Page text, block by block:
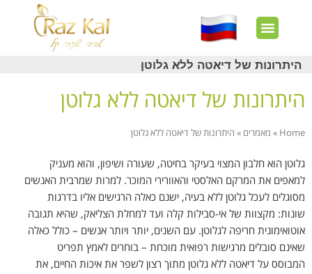
היתרונות של דיאטה ללא גלוטן
היתרונות של דיאטה ללא גלוטן
Home
» מאמרים » היתרונות של דיאטה ללא גלוטן
גלוטן הוא חלבון המצוי בעיקר בחיטה, שעורה ושיפון, והוא מעניק
למאפים את המרקם האלסטי והאוורירי המוכר. למרות שמרבית האנשים
מסוגלים לעכל גלוטן ללא בעיה, ישנם כאלה הרגישים אליו בדרגות
שונות: מקצוות של אי-סבילות קלה ועד למחלת הצליאק, שהיא תגובה
אוטואימונית חריפה לגלוטן. עם השנים, יותר ויותר אנשים – כולל כאלה
שאינם סובלים מרגישות רפואית מוכחת – בוחרים לאמץ תפריט
המבוסס על דיאטה ללא גלוטן מתוך רצון לשפר את איכות החיים, את